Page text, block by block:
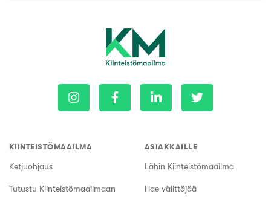
KIINTEISTÖMAAILMA
Ketjuohjaus
Tutustu Kiinteistömaailmaan
ASIAKKAILLE
Lähin Kiinteistömaailma
Hae välittäjää